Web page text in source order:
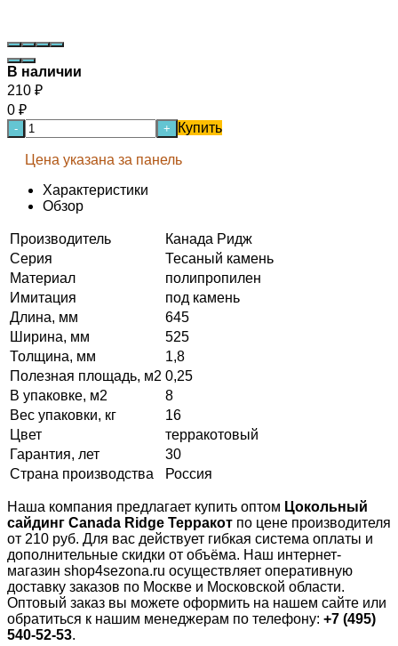
В наличии
210 ₽
0 ₽
- + Купить
Цена указана за панель
Характеристики
Обзор
Производитель
Канада Ридж
Серия
Тесаный камень
Материал
полипропилен
Имитация
под камень
Длина, мм
645
Ширина, мм
525
Толщина, мм
1,8
Полезная площадь, м2 0,25
В упаковке, м2
8
Вес упаковки, кг
16
Цвет
терракотовый
Гарантия, лет
30
Страна производства
Россия
Наша компания предлагает купить оптом Цокольный
сайдинг Саnada Ridge Терракот по цене производителя
от 210 руб. Для вас действует гибкая система оплаты и
дополнительные скидки от объёма. Наш интернет-
магазин shop4sezona.ru осуществляет оперативную
доставку заказов по Москве и Московской области.
Оптовый заказ вы можете оформить на нашем сайте или
обратиться к нашим менеджерам по телефону: +7 (495)
540-52-53.